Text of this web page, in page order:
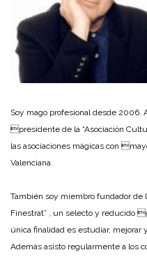
Soy mago profesional desde 2006.
presidente de la “Asociación
las asociaciones mágicas con
Valenciana.
También soy miembro fundador de
Finestrat” , un selecto y reducido
única finalidad es estudiar, mejorar
Además asisto regularmente a los